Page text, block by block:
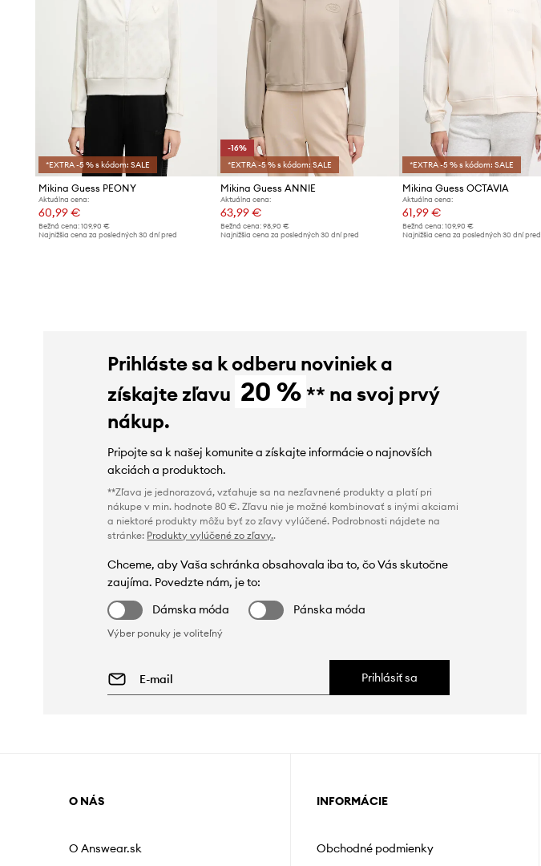
*EXTRA -5 % s kódom: SALE
Mikina Guess PEONY
Aktuálna cena:
60,99 €
Bežná cena: 109,90 €
Najnižšia cena za posledných 30 dní pred
-16%
*EXTRA -5 % s kódom: SALE
Mikina Guess ANNIE
Aktuálna cena:
63,99 €
Bežná cena:98,90 €
Najnižšia cena za posledných 30 dní pred
*EXTRA -5 % s kódom: SALE
Mikina Guess OCTAVIA
Aktuálna cena:
61,99 €
Bežná cena: 109,90 €
Najnižšia cena za posledných 30 dní pred
Prihláste sa k odberu noviniek a
získajte zľavu 20 % ** na svoj prvý
nákup.
Pripojte sa k našej komunite a získajte informácie o najnovších
akciách a produktoch.
**Zľava je jednorazová, vzťahuje sa na nezľavnené produkty a platí pri
nákupe v min. hodnote 80 €. Zľavu nie je možné kombinovať s inými akciami
a niektoré produkty môžu byť zo zľavy vylúčené. Podrobnosti nájdete na
stránke: Produkty vylúčené zo zľavy..
Chceme, aby Vaša schránka obsahovala iba to, čo Vás skutočne
zaujíma. Povedzte nám, je to:
Dámska móda
Pánska móda
Výber ponuky je voliteľný
Prihlásiť sa
O NÁS
O Answear.sk
INFORMÁCIE
Obchodné podmienky